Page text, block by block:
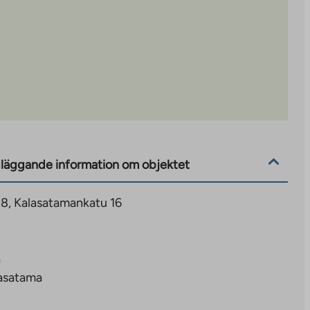
information om objektet
Kalasatamankatu 16